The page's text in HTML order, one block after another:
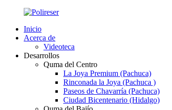
Inicio
Acerca de
Videoteca
Desarrollos
Quma del Centro
La Joya Premium (Pachuca)
Rinconada la Joya (Pachuca )
Paseos de Chavarría (Pachuca)
Ciudad Bicentenario (Hidalgo)